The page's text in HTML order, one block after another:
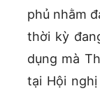
phủ nhằm
thời kỳ
dụng mà
tại Hội